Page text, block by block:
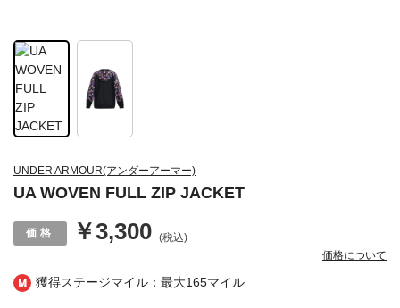
獲得ステージマイル：最大165マイル
UNDER ARMOUR(アンダーアーマー)
UA WOVEN FULL ZIP JACKET
￥3,300 (税込)
価格について